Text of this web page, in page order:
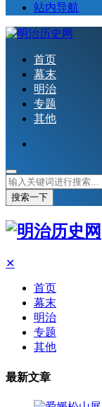
站内导航
首页
幕末
明治
专题
其他
搜索一下
✕
首页
幕末
明治
专题
其他
最新文章